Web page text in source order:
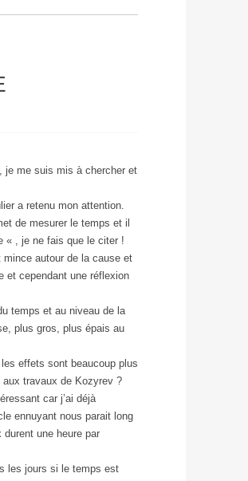
je me suis mis à chercher et
a retenu mon attention.
de mesurer le temps et il
« , je ne fais que le citer !
autour de la cause et
et cependant une réflexion
temps et au niveau de la
plus gros, plus épais au
effets sont beaucoup plus
travaux de Kozyrev ?
car j’ai déjà
ennuyant nous parait long
une heure par
les jours si le temps est